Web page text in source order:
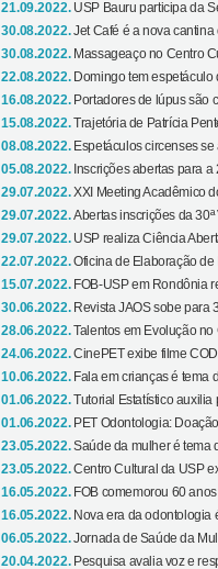
21.09.2022. USP Bauru participa da
30.08.2022.Jet Café é a nova
30.08.2022. Massageaço no Centro
22.08.2022. Domingo tem espetáculo
16.08.2022. Portadores de lúpus são
15.08.2022.Trajetória de Patrícia
08.08.2022. Espetáculos circenses
05.08.2022. Inscrições abertas para a
29.07.2022.XXI Meeting Acadêmico
29.07.2022.Abertas inscrições da 30ª
29.07.2022. USP realiza Ciência
22.07.2022.Oficina de Elaboração de
15.07.2022. FOB-USP em Rondônia
30.06.2022. Revista JAOS sobe para
28.06.2022.Talentos em Evolução no
24.06.2022.CinePET exibe filme
10.06.2022. Fala em crianças é tema
01.06.2022.Tutorial Estatístico auxilia
01.06.2022. PET Odontologia:
23.05.2022.Saúde da mulher é tema
23.05.2022.Centro Cultural da USP
16.05.2022. FOB comemorou 60
16.05.2022. Nova era da odontologia
06.05.2022.Jornada de Saúde da
20.04.2022. Pesquisa avalia voz e